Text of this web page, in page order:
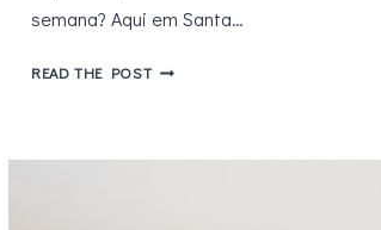
semana? Aqui em Santa…
READ THE POST5